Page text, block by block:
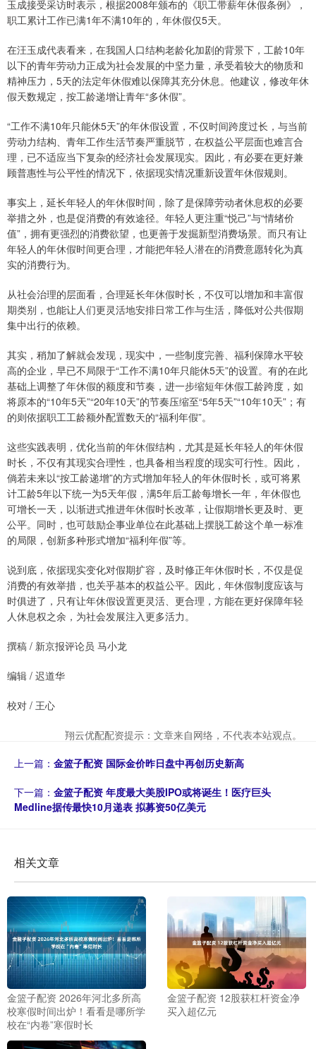
玉成接受采访时表示，根据2008年颁布的《职工带薪年休假条例》，
职工累计工作已满1年不满10年的，年休假仅5天。
在汪玉成代表看来，在我国人口结构老龄化加剧的背景下，工龄10年
以下的青年劳动力正成为社会发展的中坚力量，承受着较大的物质和
精神压力，5天的法定年休假难以保障其充分休息。他建议，修改年休
假天数规定，按工龄递增让青年“多休假”。
“工作不满10年只能休5天”的年休假设置，不仅时间跨度过长，与当前
劳动力结构、青年工作生活节奏严重脱节，在权益公平层面也难言合
理，已不适应当下复杂的经济社会发展现实。因此，有必要在更好兼
顾普惠性与公平性的情况下，依据现实情况重新设置年休假规则。
事实上，延长年轻人的年休假时间，除了是保障劳动者休息权的必要
举措之外，也是促消费的有效途径。年轻人更注重“悦己”与“情绪价
值”，拥有更强烈的消费欲望，也更善于发掘新型消费场景。而只有让
年轻人的年休假时间更合理，才能把年轻人潜在的消费意愿转化为真
实的消费行为。
从社会治理的层面看，合理延长年休假时长，不仅可以增加和丰富假
期类别，也能让人们更灵活地安排日常工作与生活，降低对公共假期
集中出行的依赖。
其实，稍加了解就会发现，现实中，一些制度完善、福利保障水平较
高的企业，早已不局限于“工作不满10年只能休5天”的设置。有的在此
基础上调整了年休假的额度和节奏，进一步缩短年休假工龄跨度，如
将原本的“10年5天”“20年10天”的节奏压缩至“5年5天”“10年10天”；有
的则依据职工工龄额外配置数天的“福利年假”。
这些实践表明，优化当前的年休假结构，尤其是延长年轻人的年休假
时长，不仅有其现实合理性，也具备相当程度的现实可行性。因此，
倘若未来以“按工龄递增”的方式增加年轻人的年休假时长，或可将累
计工龄5年以下统一为5天年假，满5年后工龄每增长一年，年休假也
可增长一天，以渐进式推进年休假时长改革，让假期增长更及时、更
公平。同时，也可鼓励企事业单位在此基础上摆脱工龄这个单一标准
的局限，创新多种形式增加“福利年假”等。
说到底，依据现实变化对假期扩容，及时修正年休假时长，不仅是促
消费的有效举措，也关乎基本的权益公平。因此，年休假制度应该与
时俱进了，只有让年休假设置更灵活、更合理，方能在更好保障年轻
人休息权之余，为社会发展注入更多活力。
撰稿 / 新京报评论员 马小龙
编辑 / 迟道华
校对 / 王心
翔云优配配资提示：文章来自网络，不代表本站观点。
上一篇： 金篮子配资 国际金价昨日盘中再创历史新高
下一篇： 金篮子配资 年度最大美股IPO或将诞生！医疗巨头
Medline据传最快10月递表 拟募资50亿美元
相关文章
金篮子配资 2026年河北多所高
校寒假时间出炉！看看是哪所学
校在“内卷”寒假时长
金篮子配资 12股获杠杆资金净
买入超亿元